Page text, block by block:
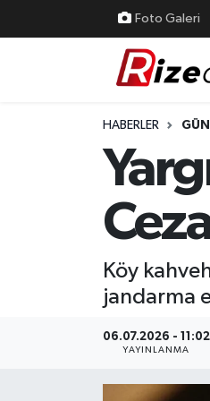
Foto Galeri
HABERLER
Köy
jandarma
06.07.2026 - 11:02
YAYINLANMA
Yurttan Haberler
Ekonomi
Rize Nöbetçi
Rize Trafik Yoğunluk
Süper Lig Puan
Son Dakika Haberleri
Haber Arşivi